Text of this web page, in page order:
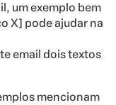
um exemplo bem
X] pode ajudar na
email dois textos
mencionam